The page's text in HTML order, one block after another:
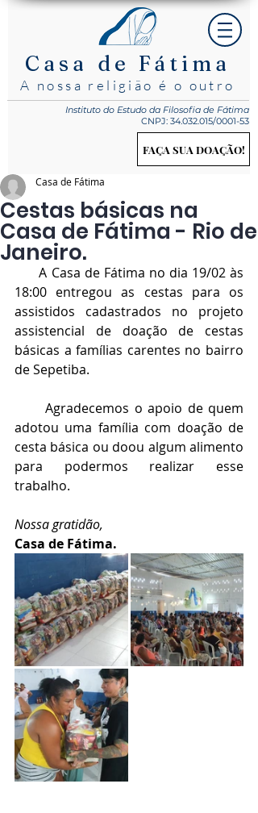
Casa de Fátima
A nossa religião é o outro
Instituto do Estudo da Filosofia de Fátima
CNPJ: 34.032.015/0001-53
FAÇA SUA DOAÇÃO!
Cestas básicas na
Casa de Fátima - Rio de
Janeiro.
Casa de Fátima
      A Casa de Fátima no dia 19/02 às
18:00 entregou as cestas para os
assistidos cadastrados no projeto
assistencial de doação de cestas
básicas a famílias carentes no bairro
de Sepetiba.
      Agradecemos o apoio de quem
adotou uma família com doação de
cesta básica ou doou algum alimento
para podermos realizar esse
trabalho.
Nossa gratidão,
Casa de Fátima.